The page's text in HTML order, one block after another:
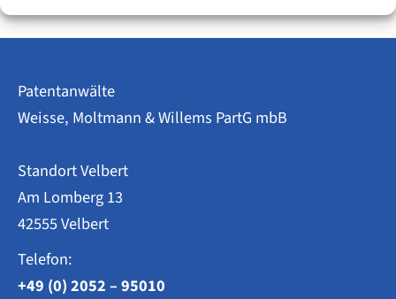
Ausschreibungen
–
Chance
Kanzleien?
Patentanwälte
Weisse, Moltmann & Willems PartG mbB
Standort Velbert
Am Lomberg 13
42555 Velbert
Telefon:
+49 (0) 2052 – 95010